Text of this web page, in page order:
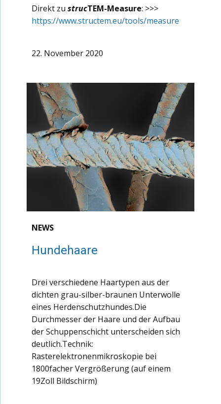
Direkt zu strucTEM-Measure: >>>
https://www.structem.eu/tools/measure
22. November 2020
NEWS
Hundehaare
Drei verschiedene Haartypen aus der
dichten grau-silber-braunen Unterwolle
eines Herdenschutzhundes.Die
Durchmesser der Haare und der Aufbau
der Schuppenschicht unterscheiden sich
deutlich.Technik:
Rasterelektronenmikroskopie bei
1800facher Vergrößerung (auf einem
19Zoll Bildschirm)